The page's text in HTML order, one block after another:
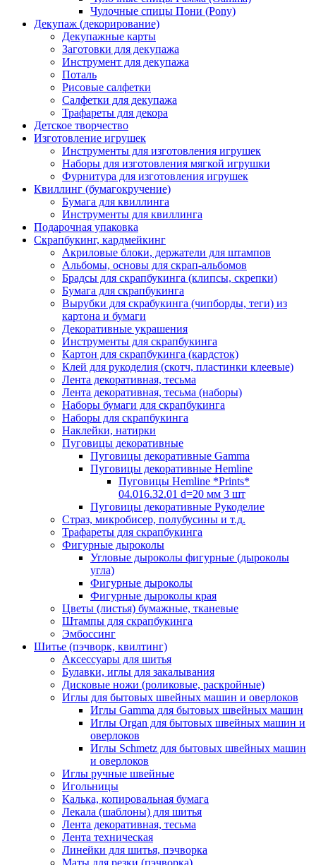
Чулочные спицы Пони (Pony)
Декупаж (декорирование)
Декупажные карты
Заготовки для декупажа
Инструмент для декупажа
Поталь
Рисовые салфетки
Салфетки для декупажа
Трафареты для декора
Детское творчество
Изготовление игрушек
Инструменты для изготовления игрушек
Наборы для изготовления мягкой игрушки
Фурнитура для изготовления игрушек
Квиллинг (бумагокручение)
Бумага для квиллинга
Инструменты для квиллинга
Подарочная упаковка
Скрапбукинг, кардмейкинг
Акриловые блоки, держатели для штампов
Альбомы, основы для скрап-альбомов
Брадсы для скрапбукинга (клипсы, скрепки)
Бумага для скрапбукинга
Вырубки для скрабукинга (чипборды, теги) из
картона и бумаги
Декоративные украшения
Инструменты для скрапбукинга
Картон для скрапбукинга (кардсток)
Клей для рукоделия (скотч, пластинки клеевые)
Лента декоративная, тесьма
Лента декоративная, тесьма (наборы)
Наборы бумаги для скрапбукинга
Наборы для скрапбукинга
Наклейки, натирки
Пуговицы декоративные
Пуговицы декоративные Gamma
Пуговицы декоративные Hemline
Пуговицы Hemline *Prints*
04.016.32.01 d=20 мм 3 шт
Пуговицы декоративные Рукоделие
Страз, микробисер, полубусины и т.д.
Трафареты для скрапбукинга
Фигурные дыроколы
Угловые дыроколы фигурные (дыроколы
угла)
Фигурные дыроколы
Фигурные дыроколы края
Цветы (листья) бумажные, тканевые
Штампы для скрапбукинга
Эмбоссинг
Шитье (пэчворк, квилтинг)
Аксессуары для шитья
Булавки, иглы для закалывания
Дисковые ножи (роликовые, раскройные)
Иглы для бытовых швейных машин и оверлоков
Иглы Gamma для бытовых швейных машин
Иглы Organ для бытовых швейных машин и
оверлоков
Иглы Schmetz для бытовых швейных машин
и оверлоков
Иглы ручные швейные
Игольницы
Калька, копировальная бумага
Лекала (шаблоны) для шитья
Лента декоративная, тесьма
Лента техническая
Линейки для шитья, пэчворка
Маты для резки (пэчворка)